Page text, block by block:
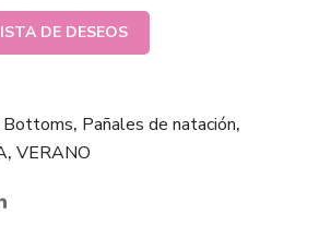
DE DESEOS
Bottoms, Pañales de natación,
, VERANO